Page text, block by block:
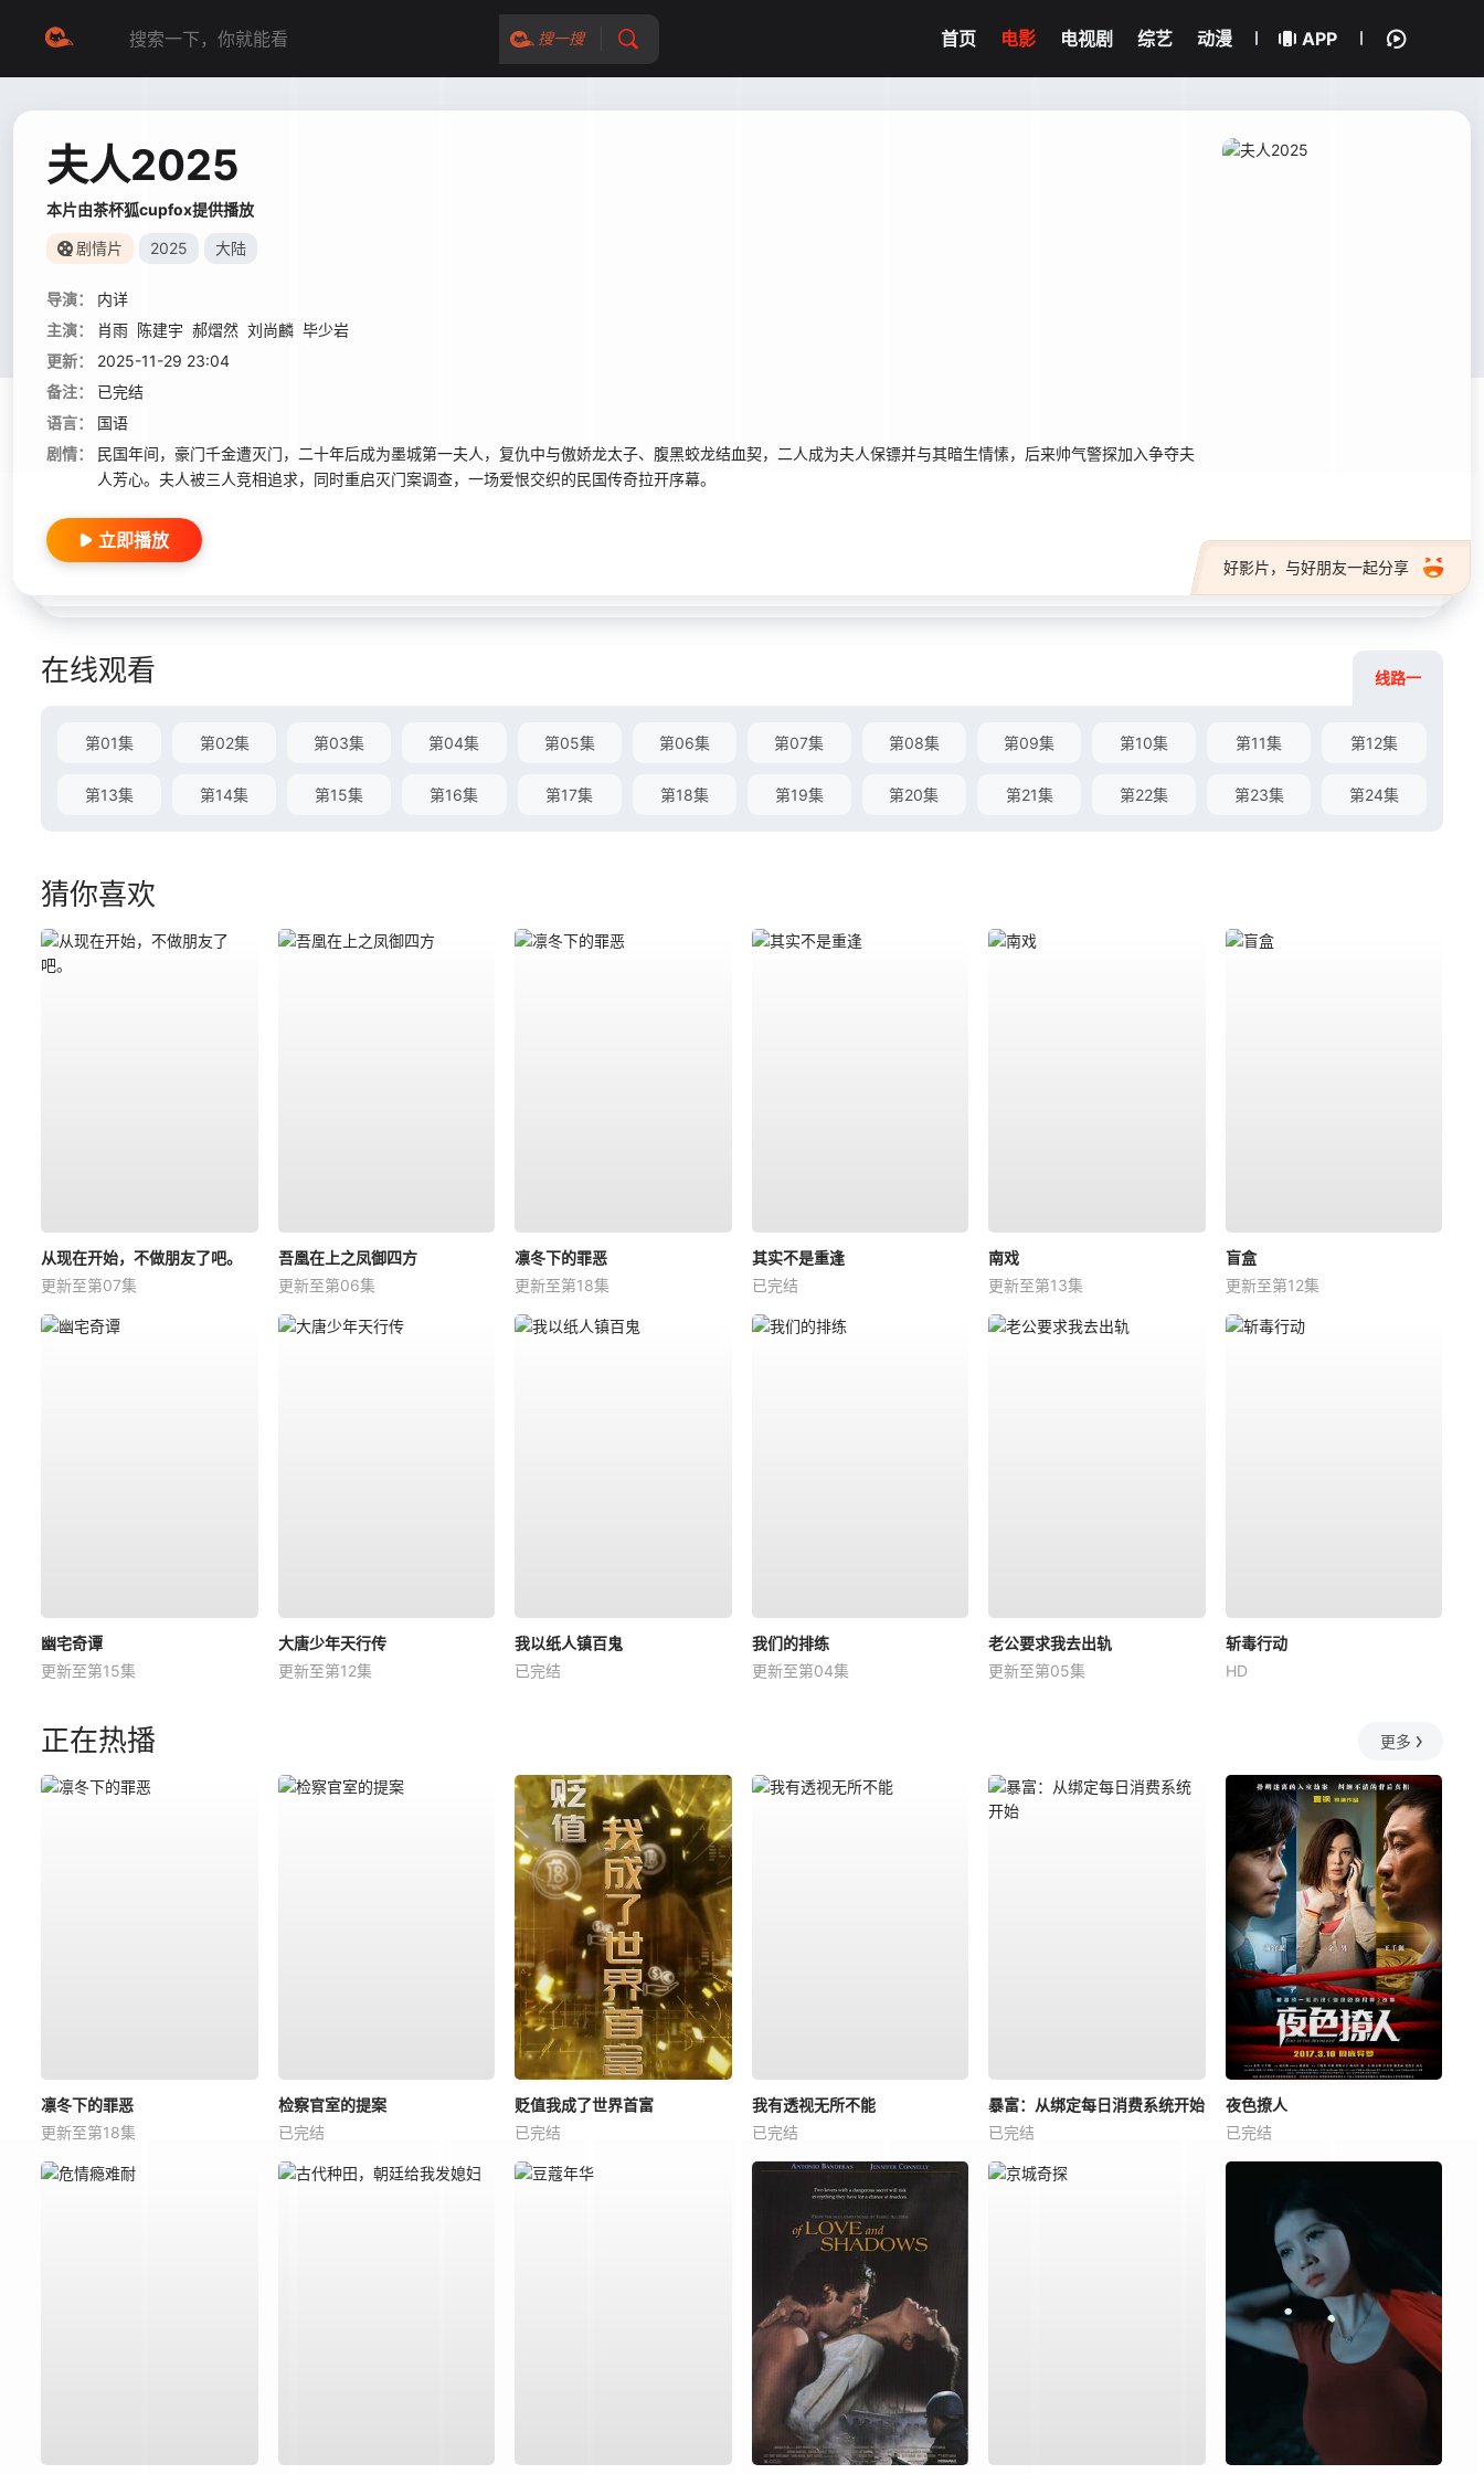
搜一搜 首页 电影 电视剧 综艺 动漫 APP
夫人2025
本片由茶杯狐cupfox提供播放
剧情片 2025 大陆
导演：
内详
主演：
肖雨 陈建宇 郝熠然 刘尚麟 毕少岩
更新：
2025-11-29 23:04
备注：
已完结
语言：
国语
剧情：
民国年间，豪门千金遭灭门，二十年后成为墨城第一夫人，复仇中与傲娇龙太子、腹黑蛟龙结血契，二人成为夫人保镖并与其暗生情愫，后来帅气警探加入争夺夫
人芳心。夫人被三人竞相追求，同时重启灭门案调查，一场爱恨交织的民国传奇拉开序幕。
好影片，与好朋友一起分享
立即播放
在线观看 线路一
第01集 第02集 第03集 第04集 第05集 第06集 第07集 第08集 第09集 第10集 第11集 第12集
第13集 第14集 第15集 第16集 第17集 第18集 第19集 第20集 第21集 第22集 第23集 第24集
猜你喜欢
从现在开始，不做朋友了吧。
更新至第07集
吾凰在上之凤御四方
更新至第06集
凛冬下的罪恶
更新至第18集
其实不是重逢
已完结
南戏
更新至第13集
盲盒
更新至第12集
幽宅奇谭
更新至第15集
大唐少年天行传
更新至第12集
我以纸人镇百鬼
已完结
我们的排练
更新至第04集
老公要求我去出轨
更新至第05集
斩毒行动
HD
正在热播 更多
凛冬下的罪恶
更新至第18集
检察官室的提案
已完结
贬值我成了世界首富
已完结
我有透视无所不能
已完结
暴富：从绑定每日消费系统开始
已完结
夜色撩人
已完结